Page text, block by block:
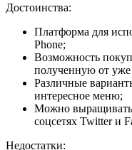
Достоинства:
Платформа для
Phone;
Возможность
полученную от
Различные
интересное меню;
Можно выращивать
соцсетях Twitter и
Недостатки: